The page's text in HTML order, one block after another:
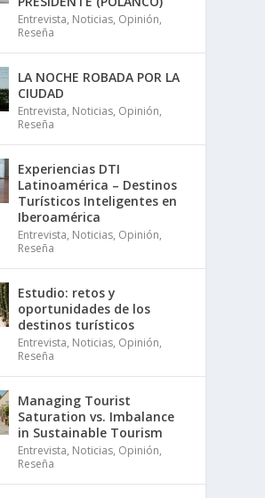
Entrevista, Noticias, Opinión,
Reseña
LA NOCHE ROBADA POR LA
CIUDAD
Entrevista, Noticias, Opinión,
Reseña
Experiencias DTI
Latinoamérica – Destinos
Turísticos Inteligentes en
Iberoamérica
Entrevista, Noticias, Opinión,
Reseña
Estudio: retos y
oportunidades de los
destinos turísticos
Entrevista, Noticias, Opinión,
Reseña
Managing Tourist
Saturation vs. Imbalance
in Sustainable Tourism
Entrevista, Noticias, Opinión,
Reseña